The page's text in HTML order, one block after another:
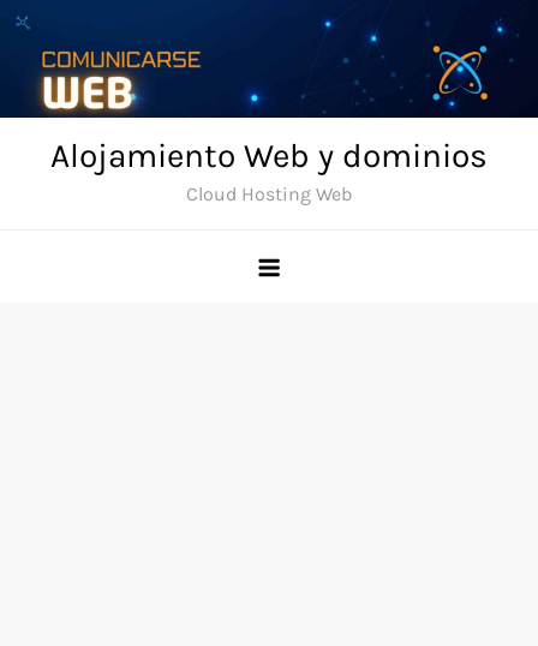
Skip
content
Alojamiento Web y dominios
Cloud Hosting Web